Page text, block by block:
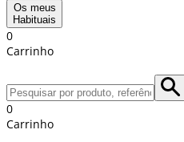
Os meus
Habituais
0
Carrinho
0
Carrinho